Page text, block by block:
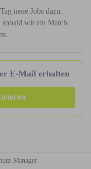
neue Jobs dazu.
wir ein Match
E-Mail erhalten
Manager